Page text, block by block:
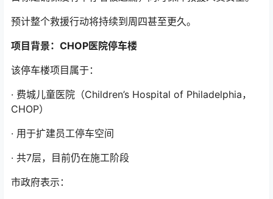
预计整个救援行动将持续到周四甚至更久。
项目背景：CHOP医院停车楼
该停车楼项目属于：
· 费城儿童医院（Children’s Hospital of Philadelphia，
CHOP）
· 用于扩建员工停车空间
· 共7层，目前仍在施工阶段
市政府表示：